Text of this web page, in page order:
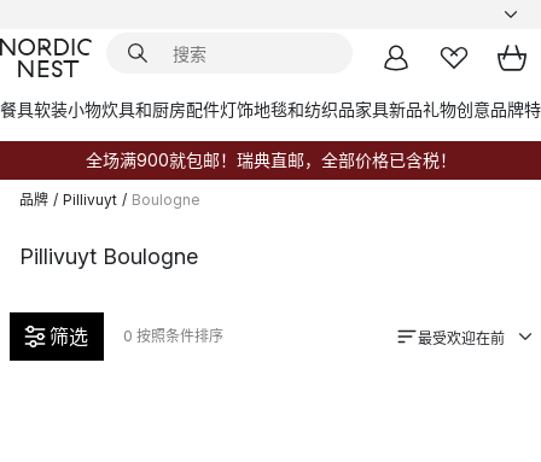
餐具软装小物炊具和厨房配件灯饰地毯和纺织品家具新品礼物创意品牌
全场满900就包邮！瑞典直邮，全部价格已含税！
品牌 / Pillivuyt / Boulogne
Pillivuyt Boulogne
筛选 0 按照条件排序 最受欢迎在前